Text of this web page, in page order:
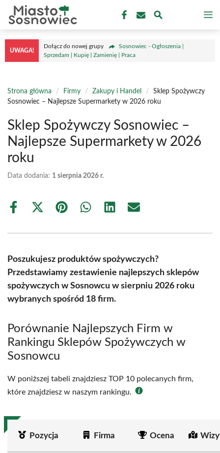
Przejdź
treści
UWAGA!
Dołącz do nowej grupy
Sosnowiec - Ogłoszenia |
Sprzedam | Kupię | Zamienię | Praca
Strona główna / Firmy / Zakupy i Handel /
Sklep Spożywczy
Sosnowiec – Najlepsze Supermarkety w 2026 roku
Sklep Spożywczy Sosnowiec –
Najlepsze Supermarkety w 2026
roku
Data dodania: 1 sierpnia 2026 r.
Share
Share
(Twitter)
Share Share Share Share
Poszukujesz produktów spożywczych?
Przedstawiamy zestawienie najlepszych sklepów
spożywczych w Sosnowcu w sierpniu 2026 roku
wybranych spośród 18 firm.
Porównanie Najlepszych Firm w
Rankingu Sklepów Spożywczych w
Sosnowcu
W poniższej tabeli znajdziesz TOP 10 polecanych firm,
które znajdziesz w naszym rankingu.
Pozycja Firma Ocena